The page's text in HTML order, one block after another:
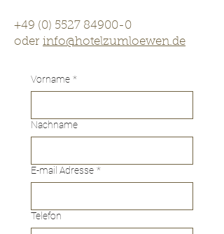
+49 (0) 5527 84900-0
oder info@hotelzumloewen.de
Vorname *
Nachname
E-mail Adresse *
Telefon